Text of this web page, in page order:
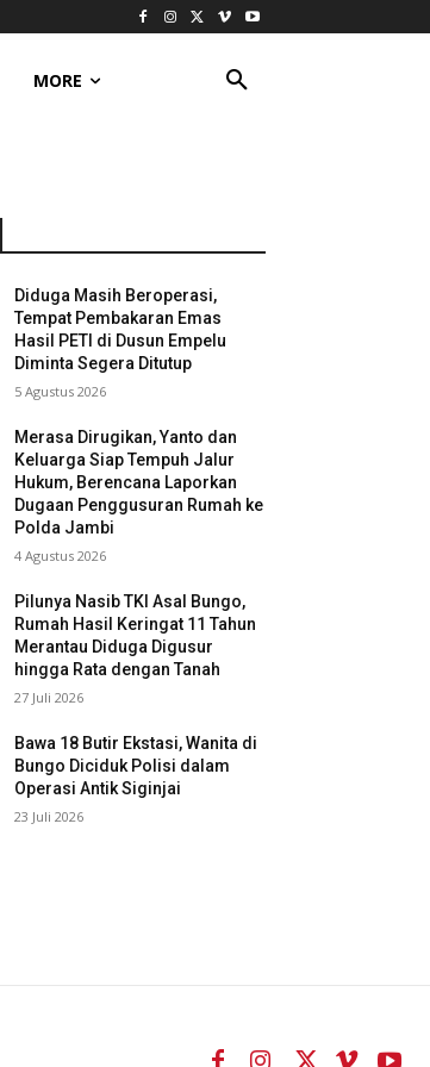
MORE
Diduga Masih Beroperasi,
Tempat Pembakaran Emas
Hasil PETI di Dusun Empelu
Diminta Segera Ditutup
5 Agustus 2026
Merasa Dirugikan, Yanto dan
Keluarga Siap Tempuh Jalur
Hukum, Berencana Laporkan
Dugaan Penggusuran Rumah ke
Polda Jambi
4 Agustus 2026
Pilunya Nasib TKI Asal Bungo,
Rumah Hasil Keringat 11 Tahun
Merantau Diduga Digusur
hingga Rata dengan Tanah
27 Juli 2026
Bawa 18 Butir Ekstasi, Wanita di
Bungo Diciduk Polisi dalam
Operasi Antik Siginjai
23 Juli 2026